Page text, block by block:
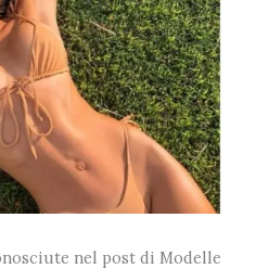
nel post di Modelle